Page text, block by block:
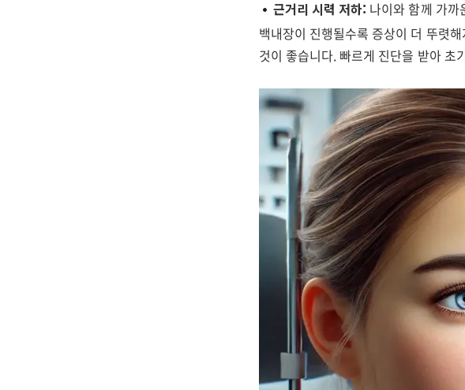
근거리 시력 저하: 나이와 함께 가까
백내장이 진행될수록 증상이 더 뚜렷
것이 좋습니다. 빠르게 진단을 받아 초